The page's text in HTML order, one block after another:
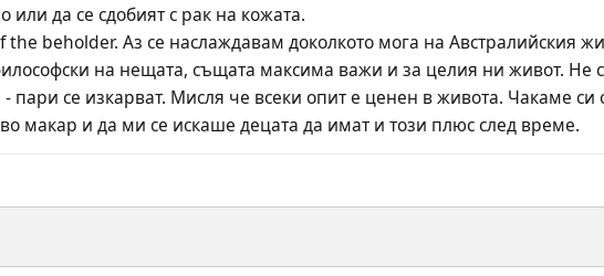
да се сдобият с рак на кожата.
beholder. Аз се наслаждавам доколкото мога на Австралийския
на нещата, същата максима важи и за целия ни живот. Не
пари се изкарват. Мисля че всеки опит е ценен в живота. Чакаме
макар и да ми се искаше децата да имат и този плюс след време.